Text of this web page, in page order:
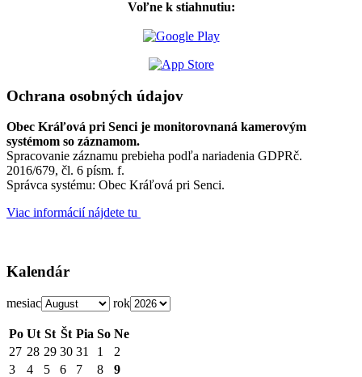
Voľne k stiahnutiu:
Ochrana osobných údajov
Obec Kráľová pri Senci je monitorovnaná kamerovým
systémom so záznamom.
Spracovanie záznamu prebieha podľa nariadenia GDPRč.
2016/679, čl. 6 písm. f.
Správca systému: Obec Kráľová pri Senci.
Viac informácií nájdete tu
Kalendár
mesiac rok
Po Ut St Št Pia So Ne
27 28 29 30 31 1
2
3
4 5 6 7 8
9